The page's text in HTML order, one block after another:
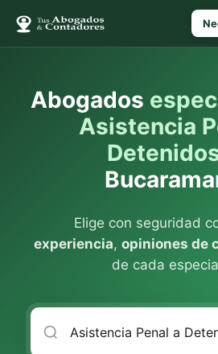
Abogados
Asistencia
Elige con seguridad
experiencia, opiniones de
de cada